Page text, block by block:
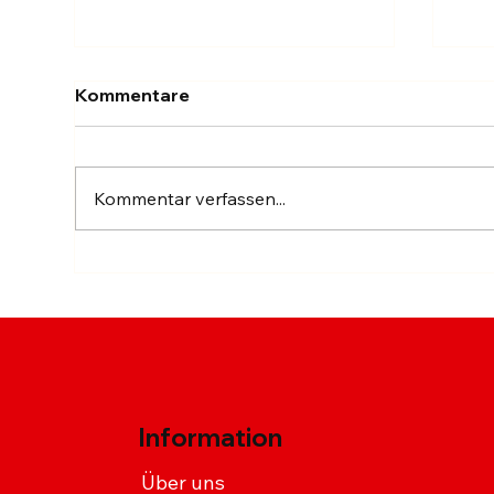
Kommentare
Kommentar verfassen...
Information
Über uns